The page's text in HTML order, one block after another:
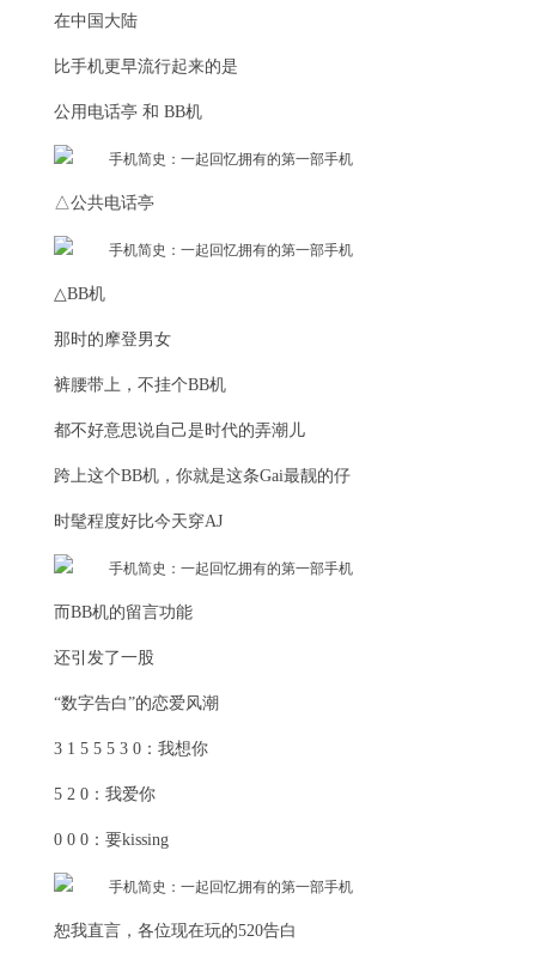
在中国大陆
比手机更早流行起来的是
公用电话亭 和 BB机
△公共电话亭
△BB机
那时的摩登男女
裤腰带上，不挂个BB机
都不好意思说自己是时代的弄潮儿
跨上这个BB机，你就是这条Gai最靓的仔
时髦程度好比今天穿AJ
而BB机的留言功能
还引发了一股
“数字告白”的恋爱风潮
3 1 5 5 5 3 0：我想你
5 2 0：我爱你
0 0 0：要kissing
恕我直言，各位现在玩的520告白